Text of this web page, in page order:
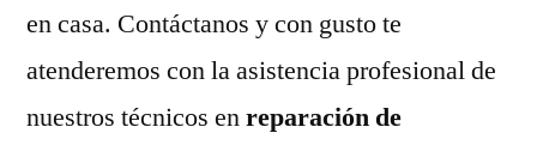
en casa. Contáctanos y con gusto te
atenderemos con la asistencia profesional de
nuestros técnicos enreparación de